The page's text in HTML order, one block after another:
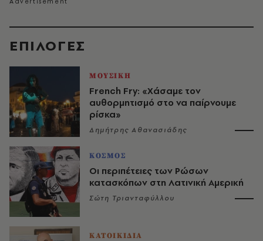
EΠΙΛΟΓΈΣ
ΜΟΥΣΙΚΗ
French Fry: «Χάσαμε τον
αυθορμητισμό στο να παίρνουμε
ρίσκα»
Δημήτρης Αθανασιάδης
ΚΟΣΜΟΣ
Οι περιπέτειες των Ρώσων
κατασκόπων στη Λατινική Αμερική
Σώτη Τριανταφύλλου
ΚΑΤΟΙΚΙΔΙΑ